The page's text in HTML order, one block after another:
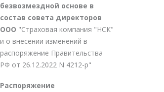
безвозмездной основе в
состав совета директоров
ООО "Страховая компания "НСК"
и о внесении изменений в
распоряжение Правительства
РФ от 26.12.2022 N 4212-р"
Распоряжение